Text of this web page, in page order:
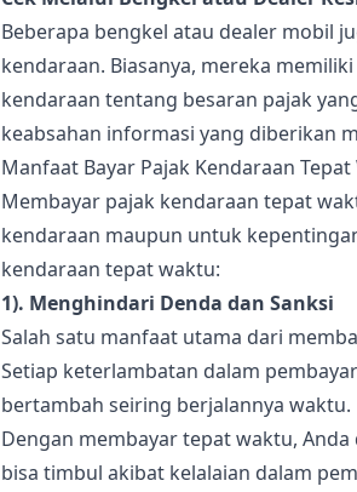
Beberapa bengkel atau dealer mobil
kendaraan. Biasanya, mereka
kendaraan tentang besaran pajak
keabsahan informasi yang diberikan
Manfaat Bayar Pajak Kendaraan Tepat
Membayar pajak kendaraan tepat
kendaraan maupun untuk
kendaraan tepat waktu:
1). Menghindari Denda dan Sanksi
Salah satu manfaat utama dari
Setiap keterlambatan dalam
bertambah seiring berjalannya waktu.
Dengan membayar tepat waktu,
bisa timbul akibat kelalaian dalam